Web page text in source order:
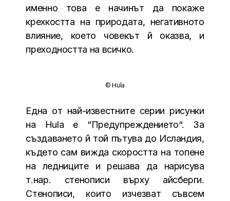
именно това е начинът да покаже
крехкостта на природата, негативното
влияние, което човекът й оказва, и
преходността на всичко.
© Hula
Една от най-известните серии рисунки
на Hula е “Предупреждението“. За
създаването й той пътува до Исландия,
където сам вижда скоростта на топене
на ледниците и решава да нарисува
т.нар. стенописи върху айсберги.
Стенописи, които изчезват съвсем